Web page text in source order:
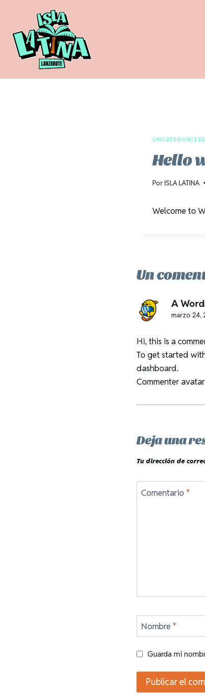
contenido
UNCATEGORIZED
Hello
PorISLA LATINA
Welcome to
Un
A
marzo 24,
Hi, this is a
To get started
dashboard.
Commenter
Deja una
Tu dirección de
Comentario *
Nombre *
Guarda mi